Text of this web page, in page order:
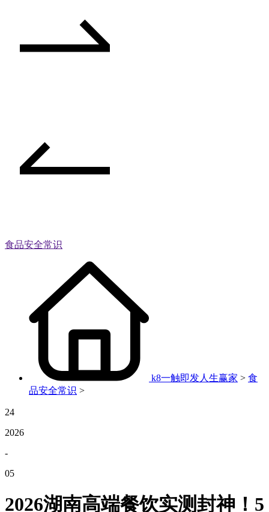
食品安全常识
k8一触即发人生赢家 > 食
品安全常识 >
24
2026
-
05
2026湖南高端餐饮实测封神！5